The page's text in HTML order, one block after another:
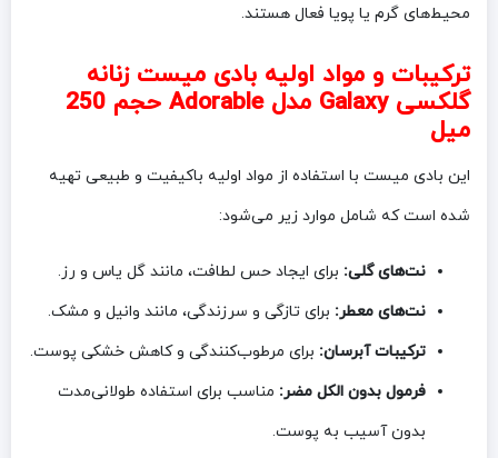
محیط‌های گرم یا پویا فعال هستند.
ترکیبات و مواد اولیه بادی میست زنانه
گلکسی Galaxy مدل Adorable حجم 250
میل
این بادی میست با استفاده از مواد اولیه باکیفیت و طبیعی تهیه
شده است که شامل موارد زیر می‌شود:
نت‌های گلی: برای ایجاد حس لطافت، مانند گل یاس و رز.
نت‌های معطر: برای تازگی و سرزندگی، مانند وانیل و مشک.
ترکیبات آبرسان: برای مرطوب‌کنندگی و کاهش خشکی پوست.
فرمول بدون الکل مضر: مناسب برای استفاده طولانی‌مدت
بدون آسیب به پوست.